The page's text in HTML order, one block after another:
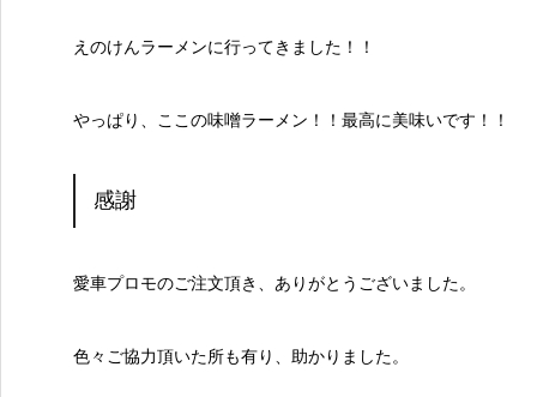
えのけんラーメンに行ってきました！！
やっぱり、ここの味噌ラーメン！！最高に美味いです！！
感謝
愛車プロモのご注文頂き、ありがとうございました。
色々ご協力頂いた所も有り、助かりました。